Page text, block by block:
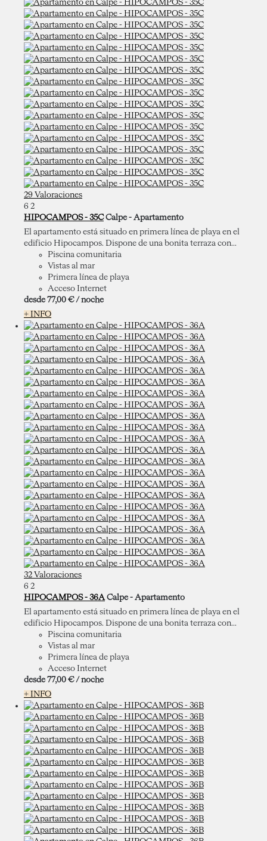
29 Valoraciones
6 2
HIPOCAMPOS - 35C Calpe - Apartamento
El apartamento está situado en primera línea de playa en el
edificio Hipocampos. Dispone de una bonita terraza con...
Piscina comunitaria
Vistas al mar
Primera línea de playa
Acceso Internet
desde 77,00 € / noche
+ INFO
32 Valoraciones
6 2
HIPOCAMPOS - 36A Calpe - Apartamento
El apartamento está situado en primera línea de playa en el
edificio Hipocampos. Dispone de una bonita terraza con...
Piscina comunitaria
Vistas al mar
Primera línea de playa
Acceso Internet
desde 77,00 € / noche
+ INFO